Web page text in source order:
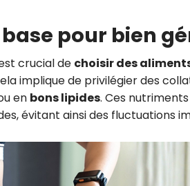
base pour bien
crucial de choisir des
implique de privilégier des
en bons lipides. Ces
évitant ainsi des fluctuations